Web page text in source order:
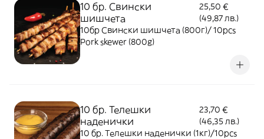
10 бр. Свински
шишчета
25,50 €
(49,87 лв.)
10бр Свински шишчета (800г)/ 10pcs
Pork skewer (800g)
10 бр. Телешки
наденички
23,70 €
(46,35 лв.)
10 бр. Телешки наденички (1кг)/10pcs